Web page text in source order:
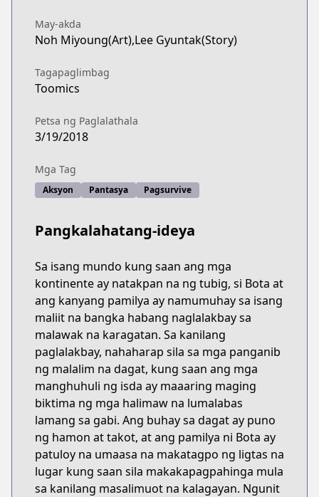
May-akda
Noh Miyoung(Art),Lee Gyuntak(Story)
Tagapaglimbag
Toomics
Petsa ng Paglalathala
3/19/2018
Mga Tag
Aksyon Pantasya Pagsurvive
Pangkalahatang-ideya
Sa isang mundo kung saan ang mga
kontinente ay natakpan na ng tubig, si Bota at
ang kanyang pamilya ay namumuhay sa isang
maliit na bangka habang naglalakbay sa
malawak na karagatan. Sa kanilang
paglalakbay, nahaharap sila sa mga panganib
ng malalim na dagat, kung saan ang mga
manghuhuli ng isda ay maaaring maging
biktima ng mga halimaw na lumalabas
lamang sa gabi. Ang buhay sa dagat ay puno
ng hamon at takot, at ang pamilya ni Bota ay
patuloy na umaasa na makatagpo ng ligtas na
lugar kung saan sila makakapagpahinga mula
sa kanilang masalimuot na kalagayan. Ngunit